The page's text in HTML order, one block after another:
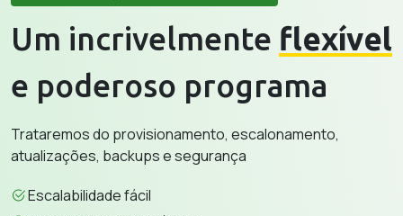
Um incrivelmente flexível
e poderoso programa
Trataremos do provisionamento, escalonamento,
atualizações, backups e segurança
Escalabilidade fácil